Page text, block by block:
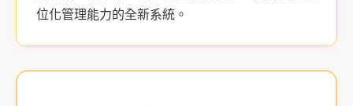
位化管理能力的全新系統。